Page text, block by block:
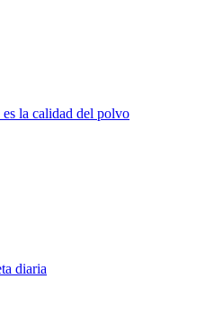
la calidad del polvo
diaria